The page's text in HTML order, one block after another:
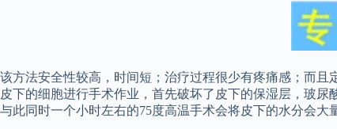
该方法安全性较高，时间短；治疗过程很少有疼痛感；而
皮下的细胞进行手术作业，首先破坏了皮下的保湿层，玻
与此同时一个小时左右的75度高温手术会将皮下的水分会大